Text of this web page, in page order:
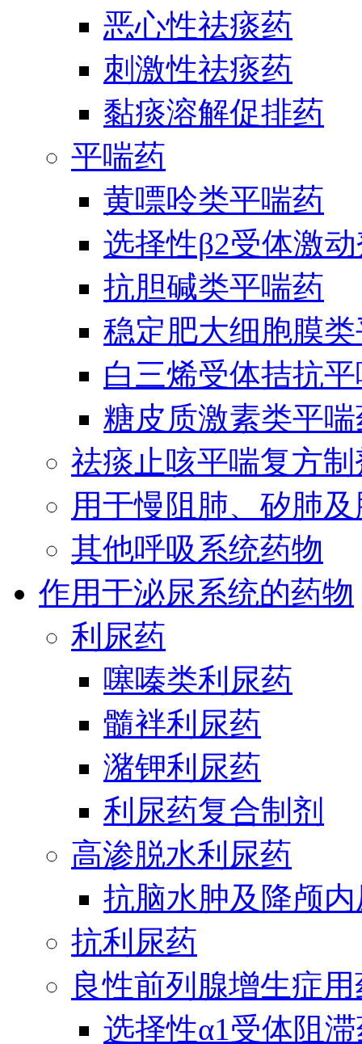
恶心性祛痰药
刺激性祛痰药
黏痰溶解促排药
平喘药
黄嘌呤类平喘药
选择性β2受体激
抗胆碱类平喘药
稳定肥大细胞膜
白三烯受体拮抗
糖皮质激素类平
祛痰止咳平喘复方制
用于慢阻肺、矽肺
其他呼吸系统药物
作用于泌尿系统的药物
利尿药
噻嗪类利尿药
髓袢利尿药
潴钾利尿药
利尿药复合制剂
高渗脱水利尿药
抗脑水肿及降颅
抗利尿药
良性前列腺增生症
选择性α1受体阻